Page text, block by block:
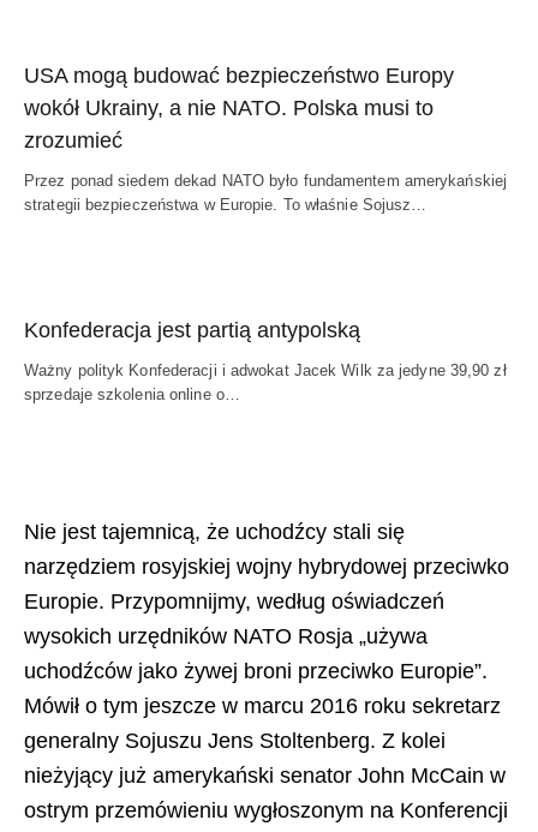
USA mogą budować bezpieczeństwo Europy
wokół Ukrainy, a nie NATO. Polska musi to
zrozumieć
Przez ponad siedem dekad NATO było fundamentem amerykańskiej
strategii bezpieczeństwa w Europie. To właśnie Sojusz…
Konfederacja jest partią antypolską
Ważny polityk Konfederacji i adwokat Jacek Wilk za jedyne 39,90 zł
sprzedaje szkolenia online o…
Nie jest tajemnicą, że uchodźcy stali się
narzędziem rosyjskiej wojny hybrydowej przeciwko
Europie. Przypomnijmy, według oświadczeń
wysokich urzędników NATO Rosja „używa
uchodźców jako żywej broni przeciwko Europie”.
Mówił o tym jeszcze w marcu 2016 roku sekretarz
generalny Sojuszu Jens Stoltenberg. Z kolei
nieżyjący już amerykański senator John McCain w
ostrym przemówieniu wygłoszonym na Konferencji